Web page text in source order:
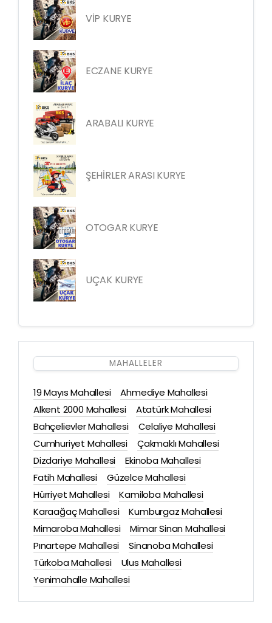
VİP KURYE
ECZANE KURYE
ARABALI KURYE
ŞEHİRLER ARASI KURYE
OTOGAR KURYE
UÇAK KURYE
MAHALLELER
19 Mayıs Mahallesi
Ahmediye Mahallesi
Alkent 2000 Mahallesi
Atatürk Mahallesi
Bahçelievler Mahallesi
Celaliye Mahallesi
Cumhuriyet Mahallesi
Çakmaklı Mahallesi
Dizdariye Mahallesi
Ekinoba Mahallesi
Fatih Mahallesi
Güzelce Mahallesi
Hürriyet Mahallesi
Kamiloba Mahallesi
Karaağaç Mahallesi
Kumburgaz Mahallesi
Mimaroba Mahallesi
Mimar Sinan Mahallesi
Pınartepe Mahallesi
Sinanoba Mahallesi
Türkoba Mahallesi
Ulus Mahallesi
Yenimahalle Mahallesi